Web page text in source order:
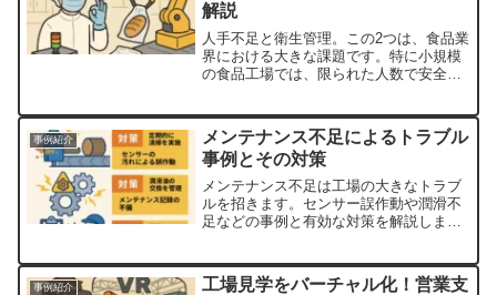
解説
人手不足と衛生管理。この2つは、食品業
界における大きな課題です。特に小規模
の食品工場では、限られた人数で安全か
難題とされてきました。しかし近年で
は、自動化やIoT技術の活...
事例紹介
メンテナンス不足によるトラブル
事例とその対策
メンテナンス不足は工場の大きなトラブ
ルを招きます。センサー誤作動や潤滑不
足などの事例と有効な対策を解説しま
事例紹介
工場見学をバーチャル化！営業支